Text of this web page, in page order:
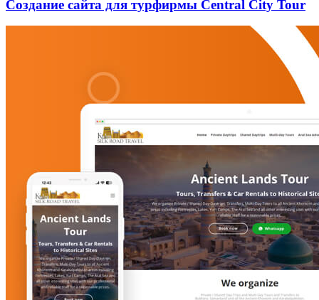
Создание сайта для турфирмы Central City Tour